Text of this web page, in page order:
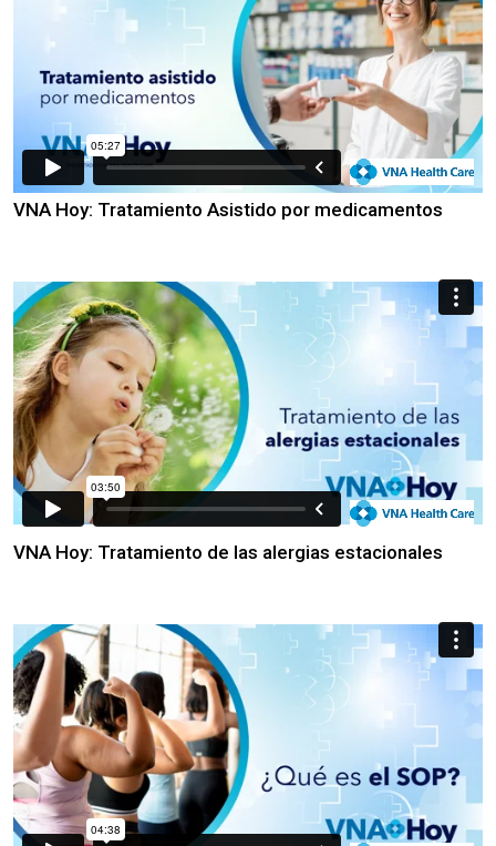
VNA Hoy: Tratamiento Asistido por medicamentos
VNA Hoy: Tratamiento de las alergias estacionales